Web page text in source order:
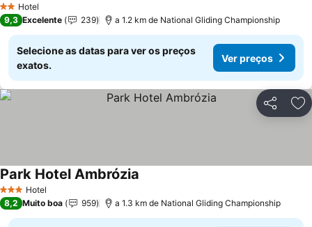
2 Estrelas
Hotel
9,3 Excelente 239 a 1.2 km de National Gliding Championship
Selecione as datas para ver os preços
exatos.
Ver preços
Partilhar
3 EstrelasHotel
Park Hotel Ambrózia
8,2 Muito boa 959 a 1.3 km de National Gliding Championship